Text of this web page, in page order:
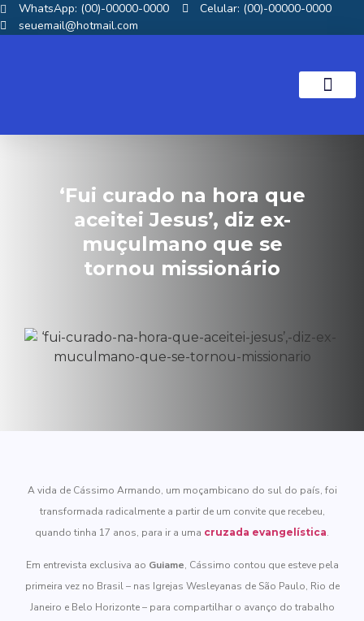
WhatsApp: (00)-00000-0000
Celular: (00)-00000-0000
seuemail@hotmail.com
‘Fui curado na hora que
aceitei Jesus’, diz ex-
muçulmano que se
tornou missionário
A vida de Cássimo Armando, um moçambicano do sul do país, foi
transformada radicalmente a partir de um convite que recebeu,
quando tinha 17 anos, para ir a uma cruzada evangelística.
Em entrevista exclusiva ao Guiame, Cássimo contou que esteve pela
primeira vez no Brasil – nas Igrejas Wesleyanas de São Paulo, Rio de
Janeiro e Belo Horizonte – para compartilhar o avanço do trabalho